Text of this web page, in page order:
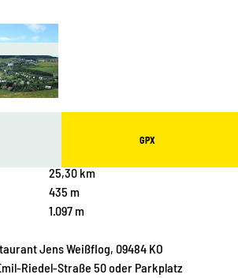
GPX
25,30 km
435 m
1.097 m
Jens Weißflog, 09484 KO
Riedel-Straße 50 oder Parkplatz